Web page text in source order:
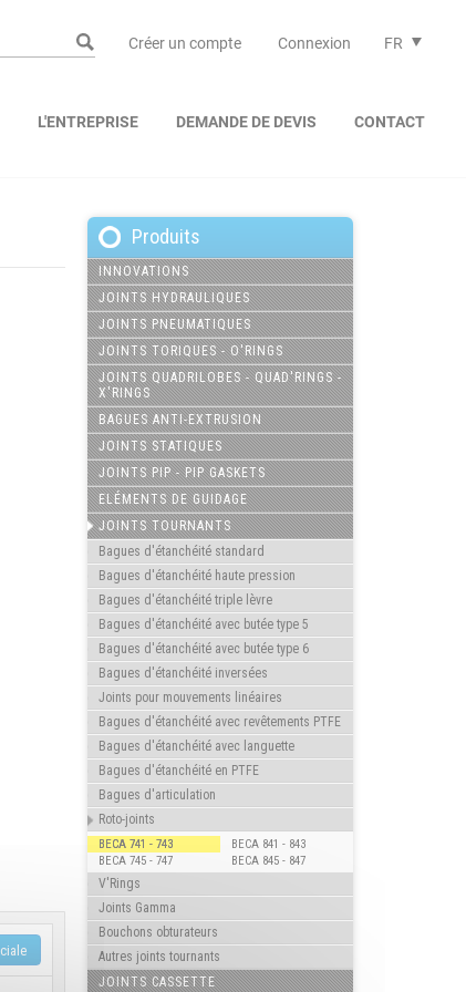
FR
Créer un compte Connexion
L'ENTREPRISE DEMANDE DE DEVIS CONTACT
Produits
INNOVATIONS
JOINTS HYDRAULIQUES
JOINTS PNEUMATIQUES
JOINTS TORIQUES - O'RINGS
JOINTS QUADRILOBES - QUAD'RINGS -
X'RINGS
BAGUES ANTI-EXTRUSION
JOINTS STATIQUES
JOINTS PIP - PIP GASKETS
ELÉMENTS DE GUIDAGE
JOINTS TOURNANTS
Bagues d'étanchéité standard
Bagues d'étanchéité haute pression
Bagues d'étanchéité triple lèvre
Bagues d'étanchéité avec butée type 5
Bagues d'étanchéité avec butée type 6
Bagues d'étanchéité inversées
Joints pour mouvements linéaires
Bagues d'étanchéité avec revêtements PTFE
Bagues d'étanchéité avec languette
Bagues d'étanchéité en PTFE
Bagues d'articulation
Roto-joints
BECA 741 - 743
BECA 745 - 747
BECA 841 - 843
BECA 845 - 847
V'Rings
Joints Gamma
Bouchons obturateurs
Autres joints tournants
JOINTS CASSETTE